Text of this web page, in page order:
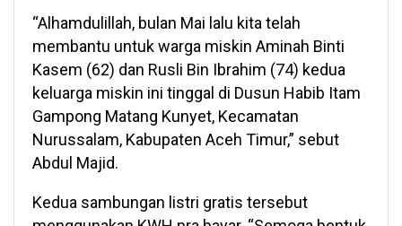
“Alhamdulillah, bulan Mai lalu kita telah
membantu untuk warga miskin Aminah Binti
Kasem (62) dan Rusli Bin Ibrahim (74) kedua
keluarga miskin ini tinggal di Dusun Habib Itam
Gampong Matang Kunyet, Kecamatan
Nurussalam, Kabupaten Aceh Timur,” sebut
Abdul Majid.
Kedua sambungan listri gratis tersebut